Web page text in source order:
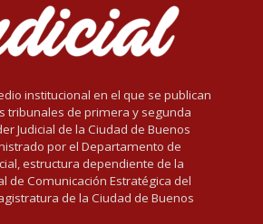
institucional en el que se publican
tribunales de primera y segunda
Judicial de la Ciudad de Buenos
por el Departamento de
estructura dependiente de la
de Comunicación Estratégica del
de la Ciudad de Buenos